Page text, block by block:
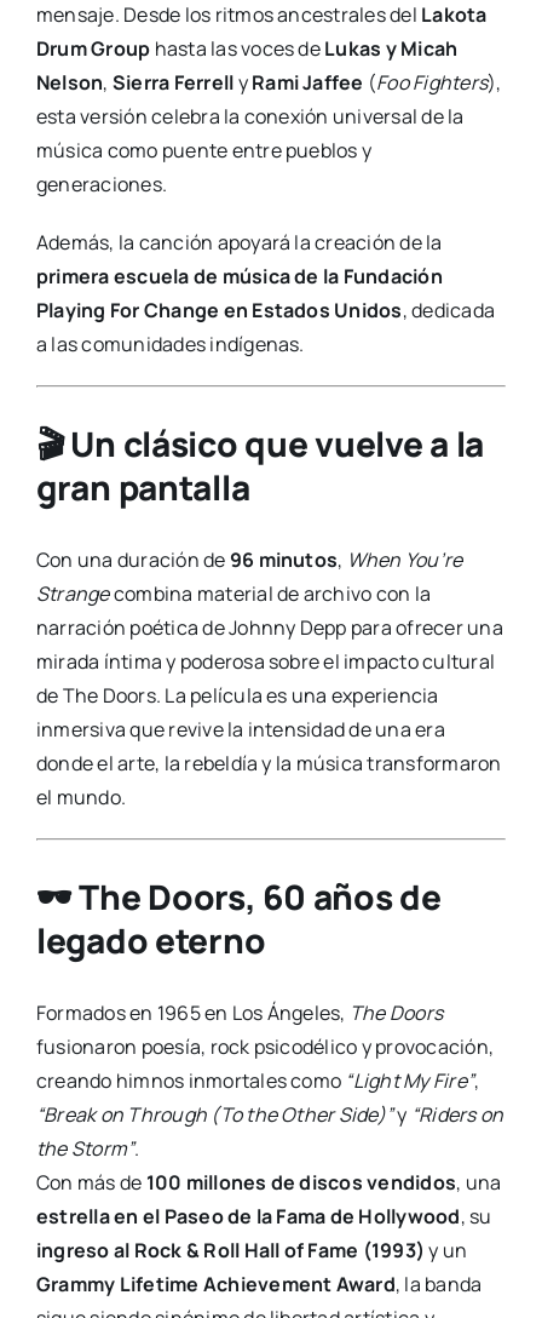
mensaje. Desde los ritmos ancestrales del Lakota
Drum Group hasta las voces deLukas y Micah
Nelson, Sierra FerrellyRami Jaffee (Foo Fighters),
esta versión celebra la conexión universal de la
música como puente entre pueblos y
generaciones.
Además, la canción apoyará la creación de la
primera escuela de música de la Fundación
Playing For Change en Estados Unidos, dedicada
a las comunidades indígenas.
🎬 Un clásico que vuelve a la
gran pantalla
Con una duración de 96 minutos, When You’re
Strangecombina material de archivo con la
narración poética de Johnny Depp para ofrecer una
mirada íntima y poderosa sobre el impacto cultural
de The Doors. La película es una experiencia
inmersiva que revive la intensidad de una era
donde el arte, la rebeldía y la música transformaron
el mundo.
🕶️ The Doors, 60 años de
legado eterno
Formados en 1965 en Los Ángeles, The Doors
fusionaron poesía, rock psicodélico y provocación,
creando himnos inmortales como “Light My Fire”,
“Break on Through (To the Other Side)”y “Riders on
the Storm”.
Con más de 100 millones de discos vendidos, una
estrella en el Paseo de la Fama de Hollywood, su
ingreso al Rock & Roll Hall of Fame (1993) y un
Grammy Lifetime Achievement Award, la banda